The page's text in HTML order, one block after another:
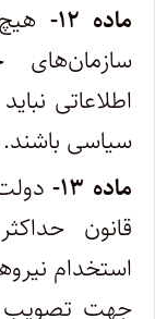
ماده ۱۲-
اطلاعاتی
سیاسی ‌باشند.
ماده ۱۳-
قانون
استخدام
جهت تصویب